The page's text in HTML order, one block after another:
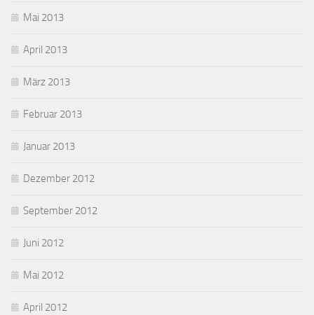
Mai 2013
April 2013
März 2013
Februar 2013
Januar 2013
Dezember 2012
September 2012
Juni 2012
Mai 2012
April 2012